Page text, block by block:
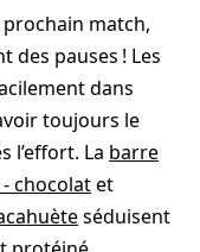
match,
pauses ! Les
dans
toujours le
l’effort. La barre
chocolatet
séduisent